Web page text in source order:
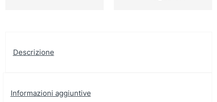
Descrizione
Informazioni aggiuntive